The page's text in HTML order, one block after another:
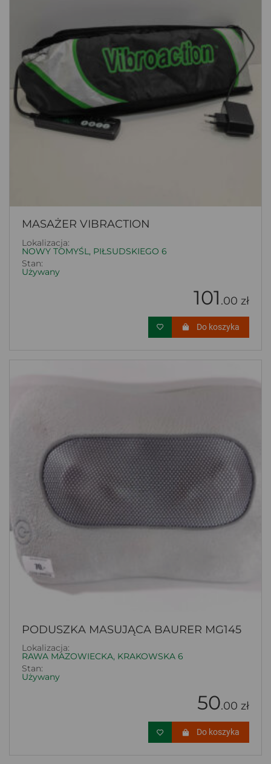
MASAŻER VIBRACTION
Lokalizacja:
NOWY TOMYŚL, PIŁSUDSKIEGO 6
Stan:
Używany
101 .00 zł
Do koszyka
PODUSZKA MASUJĄCA BAURER MG145
Lokalizacja:
RAWA MAZOWIECKA, KRAKOWSKA 6
Stan:
Używany
50.00 zł
Do koszyka